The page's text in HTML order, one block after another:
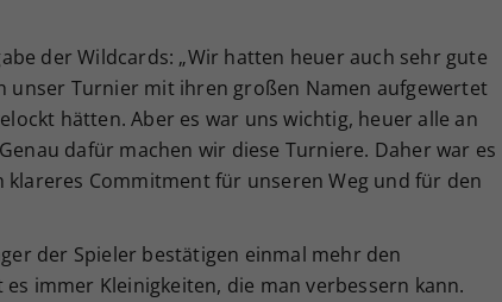
der Wildcards: „Wir hatten heuer auch sehr gute
Turnier mit ihren großen Namen aufgewertet
hätten. Aber es war uns wichtig, heuer alle an
dafür machen wir diese Turniere. Daher war es
klareres Commitment für unseren Weg und für den
der Spieler bestätigen einmal mehr den
immer Kleinigkeiten, die man verbessern kann.